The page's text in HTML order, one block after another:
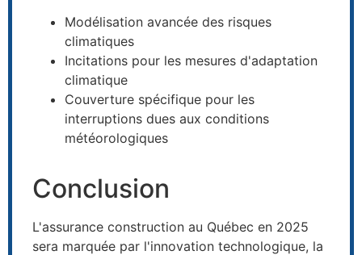
Modélisation avancée des risques
climatiques
Incitations pour les mesures d'adaptation
climatique
Couverture spécifique pour les
interruptions dues aux conditions
météorologiques
Conclusion
L'assurance construction au Québec en 2025
sera marquée par l'innovation technologique, la